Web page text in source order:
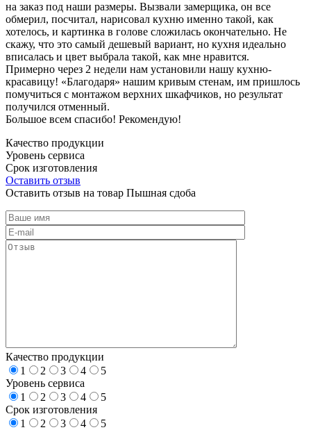
на заказ под наши размеры. Вызвали замерщика, он все
обмерил, посчитал, нарисовал кухню именно такой, как
хотелось, и картинка в голове сложилась окончательно. Не
скажу, что это самый дешевый вариант, но кухня идеально
вписалась и цвет выбрала такой, как мне нравится.
Примерно через 2 недели нам установили нашу кухню-
красавицу! «Благодаря» нашим кривым стенам, им пришлось
помучиться с монтажом верхних шкафчиков, но результат
получился отменный.
Большое всем спасибо! Рекомендую!
Качество продукции
Уровень сервиса
Срок изготовления
Оставить отзыв
Оставить отзыв на товар Пышная сдоба
Качество продукции
1
2 3 4
5
Уровень сервиса
1
2 3 4
5
Срок изготовления
1
2 3 4
5